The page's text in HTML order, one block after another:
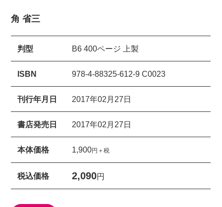
角 省三
判型 B6 400ページ 上製
ISBN 978-4-88325-612-9 C0023
刊行年月日 2017年02月27日
書店発売日 2017年02月27日
本体価格 1,900円＋税
税込価格 2,090円